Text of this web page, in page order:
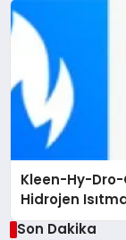
Kleen-Hy-Dro-
Hidrojen
Düzenleyici
Son Dakika